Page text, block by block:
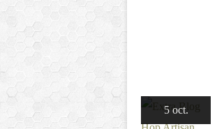
5 oct.